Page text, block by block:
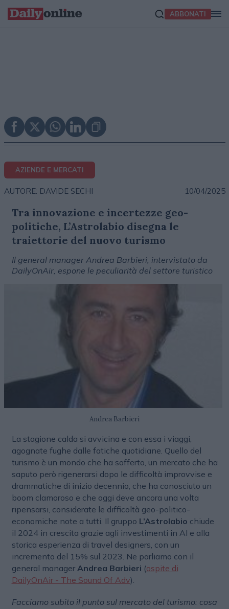
ABBONATI
AZIENDE E MERCATI
AUTORE: DAVIDE SECHI 10/04/2025
Tra innovazione e incertezze geo-
politiche, L’Astrolabio disegna le
traiettorie del nuovo turismo
Il general manager Andrea Barbieri, intervistato da
DailyOnAir, espone le peculiarità del settore turistico
Andrea Barbieri
La stagione calda si avvicina e con essa i viaggi,
agognate fughe dalle fatiche quotidiane. Quello del
turismo è un mondo che ha sofferto, un mercato che ha
saputo però rigenerarsi dopo le difficoltà improvvise e
drammatiche di inizio decennio, che ha conosciuto un
boom clamoroso e che oggi deve ancora una volta
ripensarsi, considerate le difficoltà geo-politico-
economiche note a tutti. Il gruppo L’Astrolabio chiude
il 2024 in crescita grazie agli investimenti in AI e alla
storica esperienza di travel designers, con un
incremento del 15% sul 2023. Ne parliamo con il
general manager Andrea Barbieri (ospite di
DailyOnAir - The Sound Of Adv).
Facciamo subito il punto sul mercato del turismo: cosa